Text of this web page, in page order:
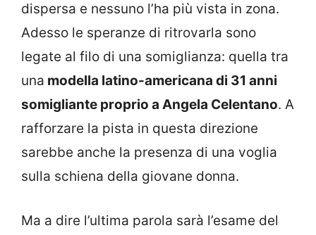
dispersa e nessuno l’ha più vista in zona.
Adesso le speranze di ritrovarla sono
legate al filo di una somiglianza: quella tra
una modella latino-americana di 31 anni
somigliante proprio a Angela Celentano. A
rafforzare la pista in questa direzione
sarebbe anche la presenza di una voglia
sulla schiena della giovane donna.
Ma a dire l’ultima parola sarà l’esame del